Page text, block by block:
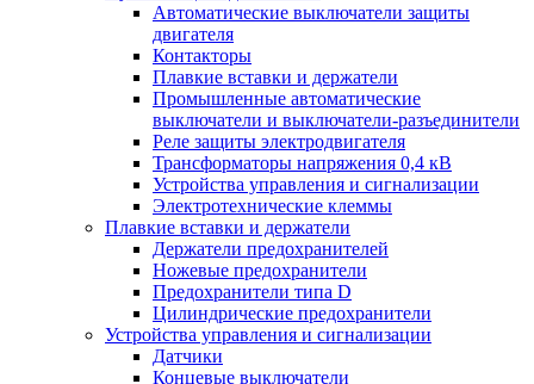
Автоматические выключатели защиты
двигателя
Контакторы
Плавкие вставки и держатели
Промышленные автоматические
выключатели и выключатели-разъединители
Реле защиты электродвигателя
Трансформаторы напряжения 0,4 кВ
Устройства управления и сигнализации
Электротехнические клеммы
Плавкие вставки и держатели
Держатели предохранителей
Ножевые предохранители
Предохранители типа D
Цилиндрические предохранители
Устройства управления и сигнализации
Датчики
Концевые выключатели